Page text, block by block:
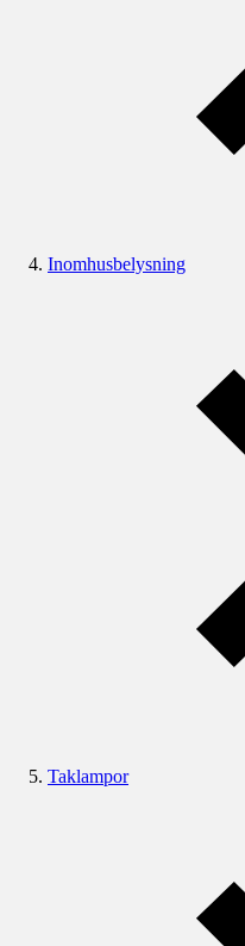
Inomhusbelysning
Taklampor